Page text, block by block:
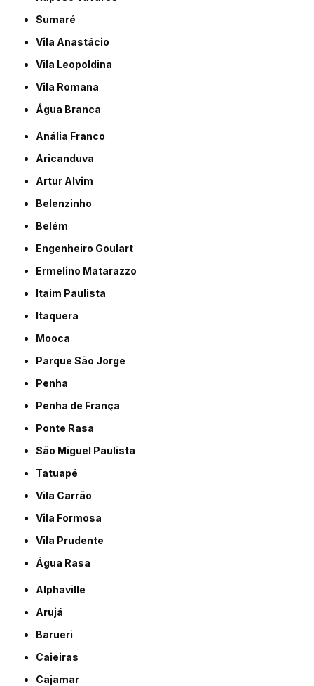
Sumaré
Vila Anastácio
Vila Leopoldina
Vila Romana
Água Branca
Anália Franco
Aricanduva
Artur Alvim
Belenzinho
Belém
Engenheiro Goulart
Ermelino Matarazzo
Itaim Paulista
Itaquera
Mooca
Parque São Jorge
Penha
Penha de França
Ponte Rasa
São Miguel Paulista
Tatuapé
Vila Carrão
Vila Formosa
Vila Prudente
Água Rasa
Alphaville
Arujá
Barueri
Caieiras
Cajamar